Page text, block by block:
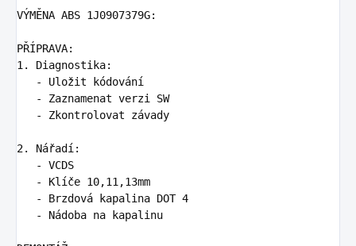
VÝMĚNA ABS 1J0907379G:
1.
   -
   -
   -
Zkontrolovat závady
2.
   -
   -
   -
   -
Nádoba na kapalinu